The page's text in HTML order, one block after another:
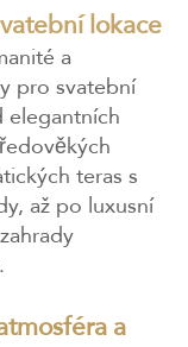
lokace
a
pro svatební
teras s
až po luxusní
a